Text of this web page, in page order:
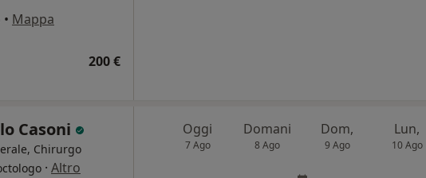
• Mappa
200 €
Casoni
Chirurgo
· Altro
Oggi
7 Ago
Domani
8 Ago
Dom,
9 Ago
Lun,
10 Ago